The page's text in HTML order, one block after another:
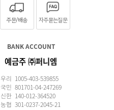
주문/배송 자주묻는질문
BANK ACCOUNT
예금주 ㈜퍼니엠
우리 1005-403-539855
국민 801701-04-247269
신한 140-012-364520
농협 301-0237-2045-21